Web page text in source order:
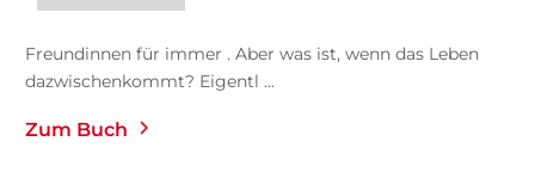
Freundinnen für immer . Aber was ist, wenn das Leben
dazwischenkommt? Eigentl ...
Zum Buch